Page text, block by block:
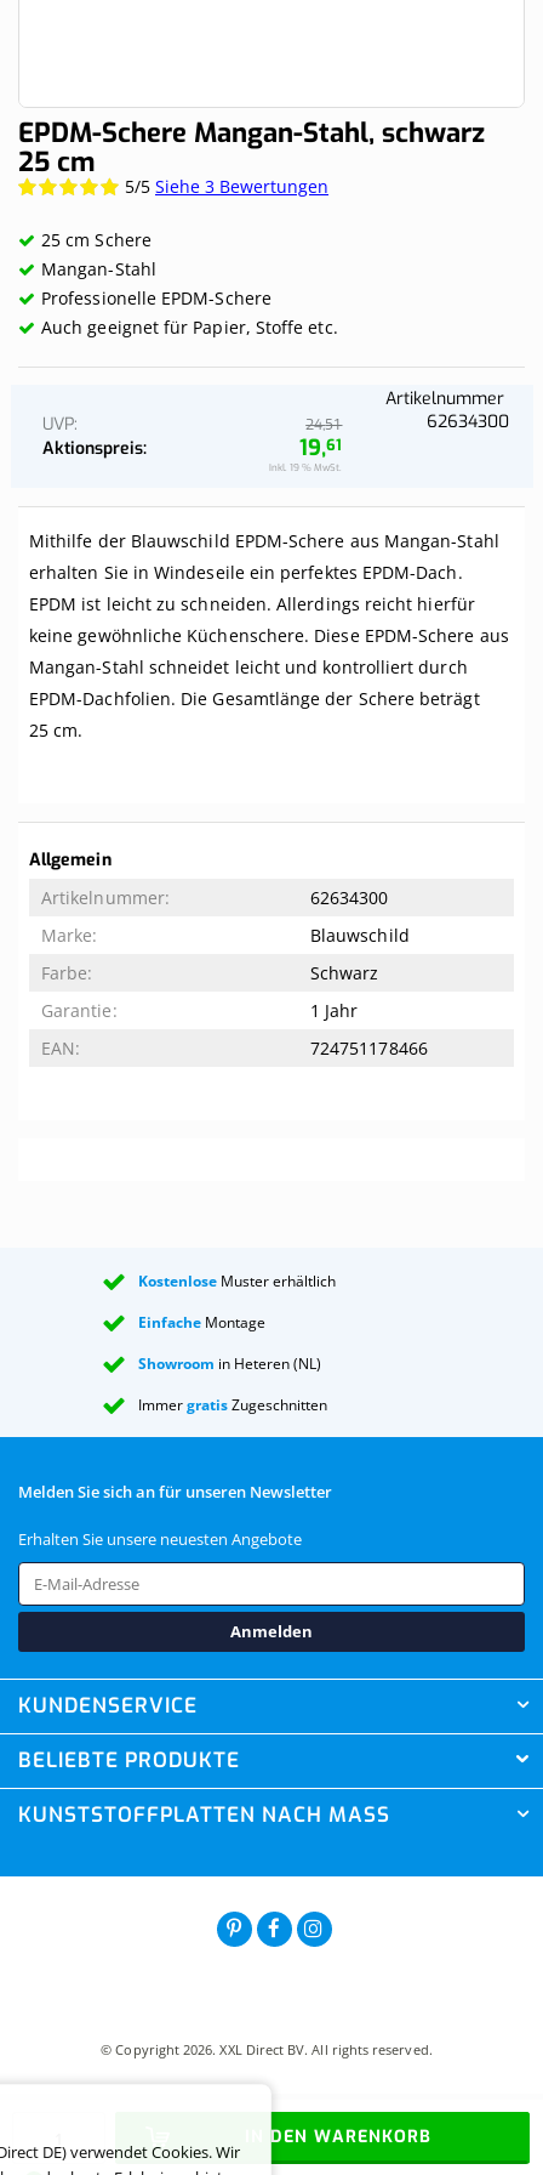
Skip
to
the
beginning
the
gallery
EPDM-Schere Mangan-Stahl, schwarz
25 cm
Wertung:
5/5 Siehe 3 Bewertungen
25 cm Schere
Mangan-Stahl
Professionelle EPDM-Schere
Auch geeignet für Papier, Stoffe etc.
UVP 24,51
Aktionspreis 19,61
Inkl. 19 % MwSt.
Artikelnummer
62634300
IN DEN WARENKORB
Mithilfe der Blauwschild EPDM-Schere aus Mangan-Stahl
erhalten Sie in Windeseile ein perfektes EPDM-Dach.
EPDM ist leicht zu schneiden. Allerdings reicht hierfür
keine gewöhnliche Küchenschere. Diese EPDM-Schere aus
Mangan-Stahl schneidet leicht und kontrolliert durch
EPDM-Dachfolien. Die Gesamtlänge der Schere beträgt
25 cm.
Weitere
Informationen
Allgemein
62634300
Blauwschild
Schwarz
1 Jahr
724751178466
Kostenlose Muster erhältlich
Einfache Montage
Showroom in Heteren (NL)
ImmergratisZugeschnitten
Melden Sie sich an für unseren Newsletter
Erhalten Sie unsere neuesten Angebote
Anmelden
KUNDENSERVICE
BELIEBTE PRODUKTE
KUNSTSTOFFPLATTEN NACH MASS
© Copyright 2026. XXL Direct BV. All rights reserved.
DE) verwendet Cookies. Wir